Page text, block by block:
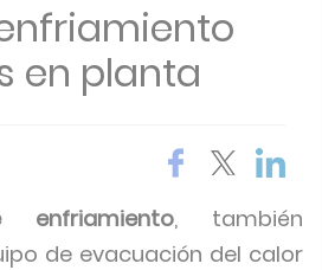
en planta
, también
de evacuación del calor